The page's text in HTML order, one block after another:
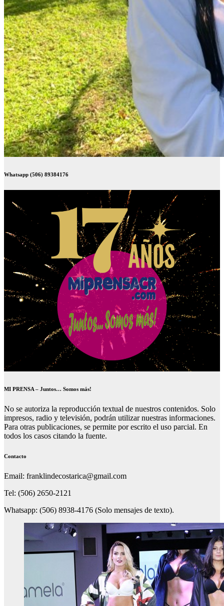
Whatsapp (506) 89384176
MI PRENSA – Juntos… Somos más!
No se autoriza la reproducción textual de nuestros contenidos. Solo
impresos, radio y televisión, podrán utilizar nuestras informaciones.
Para otras publicaciones, se permite por escrito el uso parcial. En
todos los casos citando la fuente.
Contacto
Email: franklindecostarica@gmail.com
Tel: (506) 2650-2121
Whatsapp: (506) 8938-4176 (Solo mensajes de texto).